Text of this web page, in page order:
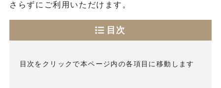
さらずにご利用いただけます。
目次
目次をクリックで本ページ内の各項目に移動します